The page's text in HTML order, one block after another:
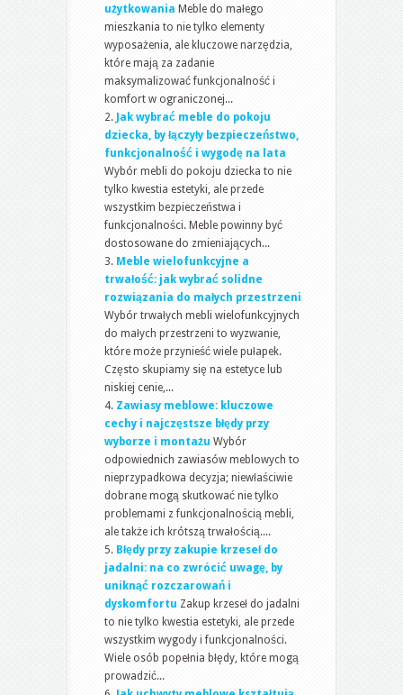
użytkowania Meble do małego
mieszkania to nie tylko elementy
wyposażenia, ale kluczowe narzędzia,
które mają za zadanie
maksymalizować funkcjonalność i
komfort w ograniczonej...
Jak wybrać meble do pokoju
dziecka, by łączyły bezpieczeństwo,
funkcjonalność i wygodę na lata
Wybór mebli do pokoju dziecka to nie
tylko kwestia estetyki, ale przede
wszystkim bezpieczeństwa i
funkcjonalności. Meble powinny być
dostosowane do zmieniających...
Meble wielofunkcyjne a
trwałość: jak wybrać solidne
rozwiązania do małych przestrzeni
Wybór trwałych mebli wielofunkcyjnych
do małych przestrzeni to wyzwanie,
które może przynieść wiele pułapek.
Często skupiamy się na estetyce lub
niskiej cenie,...
Zawiasy meblowe: kluczowe
cechy i najczęstsze błędy przy
wyborze i montażu Wybór
odpowiednich zawiasów meblowych to
nieprzypadkowa decyzja; niewłaściwie
dobrane mogą skutkować nie tylko
problemami z funkcjonalnością mebli,
ale także ich krótszą trwałością....
Błędy przy zakupie krzeseł do
jadalni: na co zwrócić uwagę, by
uniknąć rozczarowań i
dyskomfortu Zakup krzeseł do jadalni
to nie tylko kwestia estetyki, ale przede
wszystkim wygody i funkcjonalności.
Wiele osób popełnia błędy, które mogą
prowadzić...